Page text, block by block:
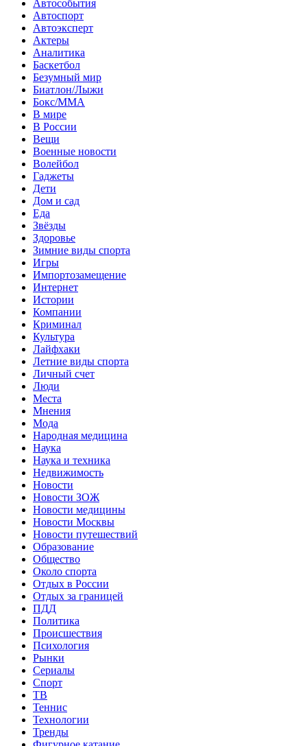
Автособытия
Автоспорт
Автоэксперт
Актеры
Аналитика
Баскетбол
Безумный мир
Биатлон/Лыжи
Бокс/MMA
В мире
В России
Вещи
Военные новости
Волейбол
Гаджеты
Дети
Дом и сад
Еда
Звёзды
Здоровье
Зимние виды спорта
Игры
Импортозамещение
Интернет
Истории
Компании
Криминал
Культура
Лайфхаки
Летние виды спорта
Личный счет
Люди
Места
Мнения
Мода
Народная медицина
Наука
Наука и техника
Недвижимость
Новости
Новости ЗОЖ
Новости медицины
Новости Москвы
Новости путешествий
Образование
Общество
Около спорта
Отдых в России
Отдых за границей
ПДД
Политика
Происшествия
Психология
Рынки
Сериалы
Спорт
ТВ
Теннис
Технологии
Тренды